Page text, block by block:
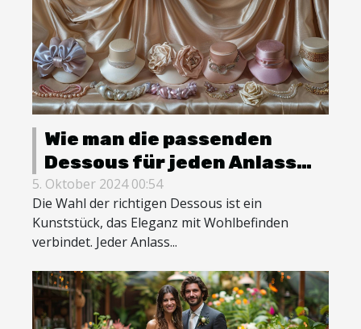
Wie man die passenden
Dessous für jeden Anlass
auswählt
5. Oktober 2024 00:54
Die Wahl der richtigen Dessous ist ein
Kunststück, das Eleganz mit Wohlbefinden
verbindet. Jeder Anlass...